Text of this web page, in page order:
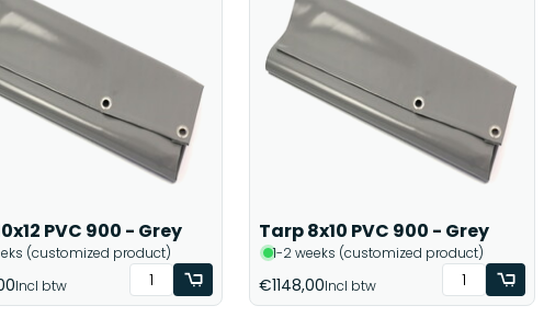
PVC 900 - Grey
(customized product)
Incl btw
Tarp 8x10 PVC 900 - Grey
1-2 weeks (customized product)
€1148,00Incl btw